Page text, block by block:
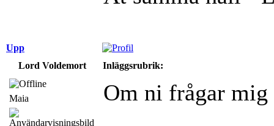
Upp
Lord Voldemort
Inläggsrubrik:
Maia Om ni frågar